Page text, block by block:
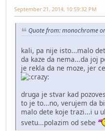
September 21, 2014, 10:59:32 PM
Quote from: monochrome
kali, pa nije isto...malo
da kaze da nema...da joj
je rekla da ne moze, jer
druga je stvar kad
to je to...no, verujem da
malo dete koje trazi...i u
svetu...polazim od sebe